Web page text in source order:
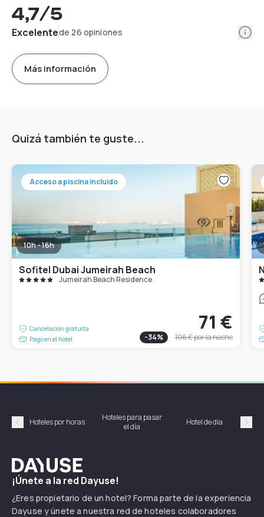
4,7/5
Excelentede 26 opiniones
Más información
Quizá también te guste...
Acceso a piscina incluido
10h - 16h
Sofitel Dubai Jumeirah Beach
Jumeirah Beach Residence
Cancelación gratuita
Pago en el hotel
71 €
-34% 106 €por la noche
Précédent
Hoteles por horas
Hoteles para pasar
el día
Hotel de día
Dayuse
¡Únete a la red Dayuse!
¿Eres propietario de un hotel? Forma parte de la experiencia
Dayuse y únete a nuestra red de hoteles colaboradores